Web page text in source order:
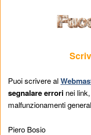
Puoi scrivere al
segnalare errori nei
malfunzionamenti
Piero Bosio